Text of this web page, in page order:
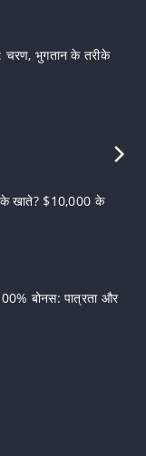
भुगतान के तरीके
खाते? $10,000 के
बोनस: पात्रता और